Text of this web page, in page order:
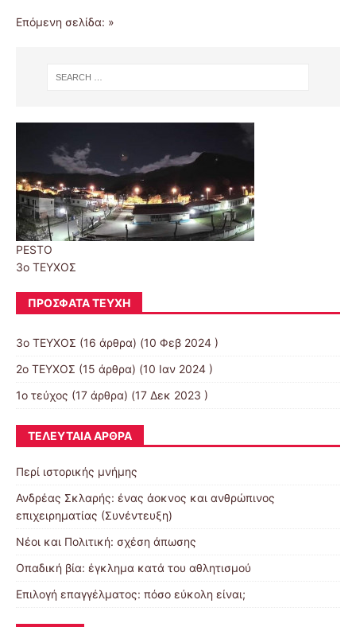
Επόμενη σελίδα: »
PESTO
3ο ΤΕΥΧΟΣ
ΠΡΌΣΦΑΤΑ ΤΕΎΧΗ
3ο ΤΕΥΧΟΣ (16 άρθρα) (10 Φεβ 2024 )
2o TEYXOΣ (15 άρθρα) (10 Ιαν 2024 )
1ο τεύχος (17 άρθρα) (17 Δεκ 2023 )
ΤΕΛΕΥΤΑΊΑ ΆΡΘΡΑ
Περί ιστορικής μνήμης
Ανδρέας Σκλαρής: ένας άοκνος και ανθρώπινος
επιχειρηματίας (Συνέντευξη)
Νέοι και Πολιτική: σχέση άπωσης
Οπαδική βία: έγκλημα κατά του αθλητισμού
Επιλογή επαγγέλματος: πόσο εύκολη είναι;